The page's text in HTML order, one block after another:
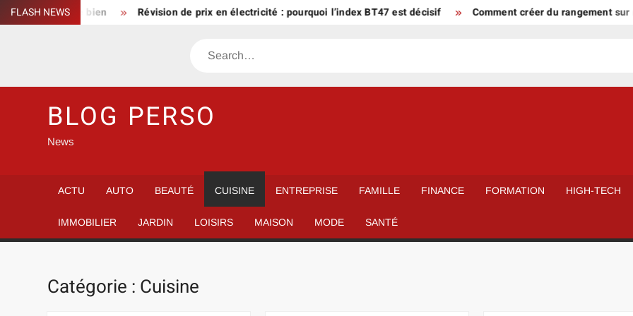
Skip
to
FLASH NEWS
votre bien Révision de prix en électricité : pourquoi l’index BT47 est décisif Comment créer du rangement sur
Search
BLOG PERSO
News
ACTU AUTO BEAUTÉ CUISINE ENTREPRISE FAMILLE FINANCE FORMATION HIGH-TECH
IMMOBILIER JARDIN LOISIRS MAISON MODE SANTÉ
Catégorie : Cuisine